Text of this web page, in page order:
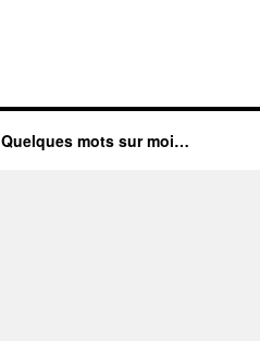
Quelques mots sur moi…